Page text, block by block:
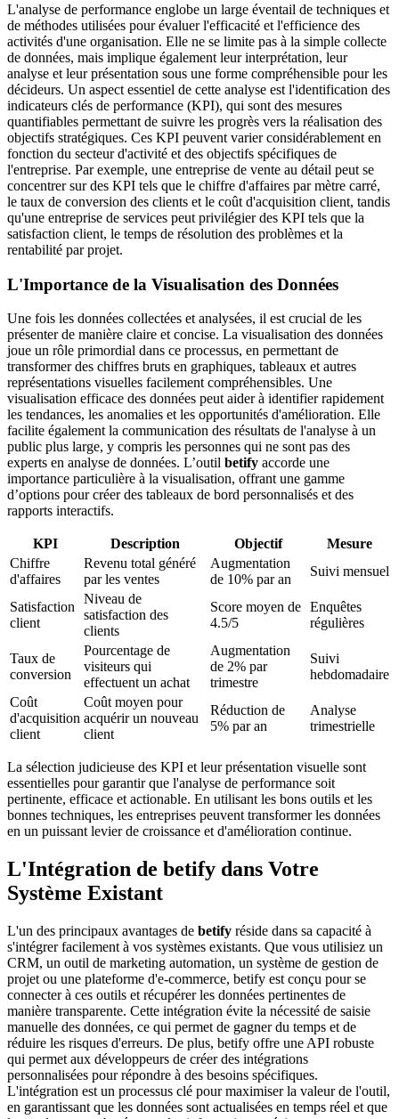
L'analyse de performance englobe un large éventail de techniques et
de méthodes utilisées pour évaluer l'efficacité et l'efficience des
activités d'une organisation. Elle ne se limite pas à la simple collecte
de données, mais implique également leur interprétation, leur
analyse et leur présentation sous une forme compréhensible pour les
décideurs. Un aspect essentiel de cette analyse est l'identification des
indicateurs clés de performance (KPI), qui sont des mesures
quantifiables permettant de suivre les progrès vers la réalisation des
objectifs stratégiques. Ces KPI peuvent varier considérablement en
fonction du secteur d'activité et des objectifs spécifiques de
l'entreprise. Par exemple, une entreprise de vente au détail peut se
concentrer sur des KPI tels que le chiffre d'affaires par mètre carré,
le taux de conversion des clients et le coût d'acquisition client, tandis
qu'une entreprise de services peut privilégier des KPI tels que la
satisfaction client, le temps de résolution des problèmes et la
rentabilité par projet.
L'Importance de la Visualisation des Données
Une fois les données collectées et analysées, il est crucial de les
présenter de manière claire et concise. La visualisation des données
joue un rôle primordial dans ce processus, en permettant de
transformer des chiffres bruts en graphiques, tableaux et autres
représentations visuelles facilement compréhensibles. Une
visualisation efficace des données peut aider à identifier rapidement
les tendances, les anomalies et les opportunités d'amélioration. Elle
facilite également la communication des résultats de l'analyse à un
public plus large, y compris les personnes qui ne sont pas des
experts en analyse de données. L’outil betify accorde une
importance particulière à la visualisation, offrant une gamme
d’options pour créer des tableaux de bord personnalisés et des
rapports interactifs.
KPI Description Objectif
Mesure
Chiffre
d'affaires
Revenu total généré
par les ventes
Augmentation
de 10% par an
Suivi mensuel
Satisfaction
client
Niveau de
satisfaction des
clients
Score moyen de
4.5/5
Enquêtes
régulières
Taux de
conversion
Pourcentage de
visiteurs qui
effectuent un achat
Augmentation
de 2% par
trimestre
Suivi
hebdomadaire
Coût
d'acquisition
client
Coût moyen pour
acquérir un nouveau
client
Réduction de
5% par an
Analyse
trimestrielle
La sélection judicieuse des KPI et leur présentation visuelle sont
essentielles pour garantir que l'analyse de performance soit
pertinente, efficace et actionable. En utilisant les bons outils et les
bonnes techniques, les entreprises peuvent transformer les données
en un puissant levier de croissance et d'amélioration continue.
L'Intégration de betify dans Votre
Système Existant
L'un des principaux avantages de betify réside dans sa capacité à
s'intégrer facilement à vos systèmes existants. Que vous utilisiez un
CRM, un outil de marketing automation, un système de gestion de
projet ou une plateforme d'e-commerce, betify est conçu pour se
connecter à ces outils et récupérer les données pertinentes de
manière transparente. Cette intégration évite la nécessité de saisie
manuelle des données, ce qui permet de gagner du temps et de
réduire les risques d'erreurs. De plus, betify offre une API robuste
qui permet aux développeurs de créer des intégrations
personnalisées pour répondre à des besoins spécifiques.
L'intégration est un processus clé pour maximiser la valeur de l'outil,
en garantissant que les données sont actualisées en temps réel et que